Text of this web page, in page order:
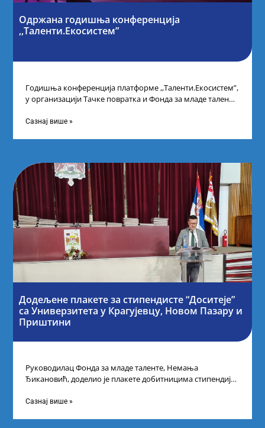
Одржана годишња конференција
,,Таленти.Екосистем”
Годишња конференција платформе ,,Таленти.Екосистем”,
у организацији Тачке повратка и Фонда за младе таленте
Сазнај више »
Додељене плакете за стипендисте “Доситеје”
са Универзитета у Крагујевцу, Новом Пазару и
Приштини
Руководилац Фонда за младе таленте, Немања
Ђикановић, доделио је плакете добитницима стипендије
Сазнај више »